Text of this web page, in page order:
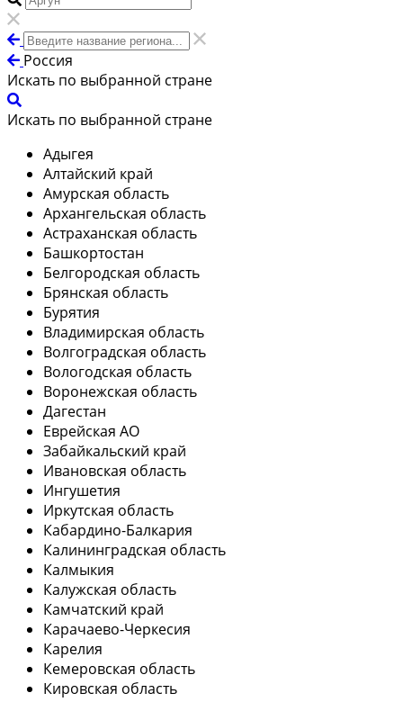
Россия
Искать по выбранной стране
Искать по выбранной стране
Адыгея
Алтайский край
Амурская область
Архангельская область
Астраханская область
Башкортостан
Белгородская область
Брянская область
Бурятия
Владимирская область
Волгоградская область
Вологодская область
Воронежская область
Дагестан
Еврейская АО
Забайкальский край
Ивановская область
Ингушетия
Иркутская область
Кабардино-Балкария
Калининградская область
Калмыкия
Калужская область
Камчатский край
Карачаево-Черкесия
Карелия
Кемеровская область
Кировская область